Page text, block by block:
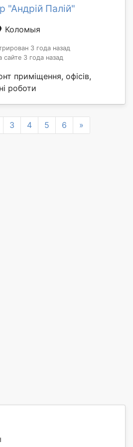
"Андрій Палій"
Коломыя
3 года назад
сайте 3 года назад
приміщення, офісів,
роботи
3 4 5 6 »